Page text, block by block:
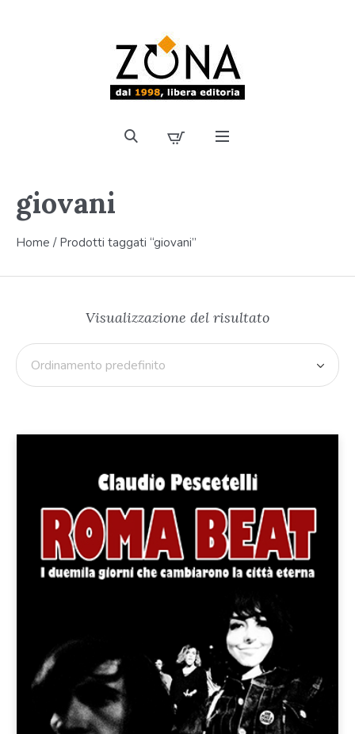
giovani
Home / Prodotti taggati “giovani”
Visualizzazione del risultato